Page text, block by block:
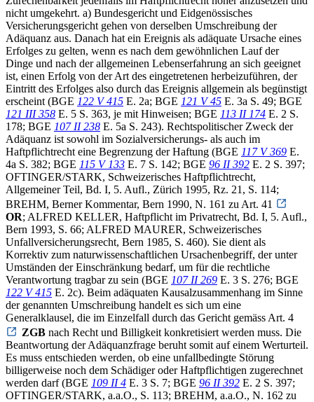
nicht umgekehrt. a) Bundesgericht und Eidgenössisches
Versicherungsgericht gehen von derselben Umschreibung der
Adäquanz aus. Danach hat ein Ereignis als adäquate Ursache eines
Erfolges zu gelten, wenn es nach dem gewöhnlichen Lauf der
Dinge und nach der allgemeinen Lebenserfahrung an sich geeignet
ist, einen Erfolg von der Art des eingetretenen herbeizuführen, der
Eintritt des Erfolges also durch das Ereignis allgemein als begünstigt
erscheint (BGE 122 V 415 E. 2a; BGE 121 V 45 E. 3a S. 49; BGE
121 III 358 E. 5 S. 363, je mit Hinweisen; BGE 113 II 174 E. 2 S.
178; BGE 107 II 238 E. 5a S. 243). Rechtspolitischer Zweck der
Adäquanz ist sowohl im Sozialversicherungs- als auch im
Haftpflichtrecht eine Begrenzung der Haftung (BGE 117 V 369 E.
4a S. 382; BGE 115 V 133 E. 7 S. 142; BGE 96 II 392 E. 2 S. 397;
OFTINGER/STARK, Schweizerisches Haftpflichtrecht,
Allgemeiner Teil, Bd. I, 5. Aufl., Zürich 1995, Rz. 21, S. 114;
BREHM, Berner Kommentar, Bern 1990, N. 161 zu Art. 41
OR; ALFRED KELLER, Haftpflicht im Privatrecht, Bd. I, 5. Aufl.,
Bern 1993, S. 66; ALFRED MAURER, Schweizerisches
Unfallversicherungsrecht, Bern 1985, S. 460). Sie dient als
Korrektiv zum naturwissenschaftlichen Ursachenbegriff, der unter
Umständen der Einschränkung bedarf, um für die rechtliche
Verantwortung tragbar zu sein (BGE 107 II 269 E. 3 S. 276; BGE
122 V 415 E. 2c). Beim adäquaten Kausalzusammenhang im Sinne
der genannten Umschreibung handelt es sich um eine
Generalklausel, die im Einzelfall durch das Gericht gemäss Art. 4
ZGB nach Recht und Billigkeit konkretisiert werden muss. Die
Beantwortung der Adäquanzfrage beruht somit auf einem Werturteil.
Es muss entschieden werden, ob eine unfallbedingte Störung
billigerweise noch dem Schädiger oder Haftpflichtigen zugerechnet
werden darf (BGE 109 II 4 E. 3 S. 7; BGE 96 II 392 E. 2 S. 397;
OFTINGER/STARK, a.a.O., S. 113; BREHM, a.a.O., N. 162 zu